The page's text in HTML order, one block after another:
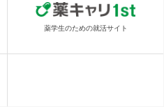
薬学生のための就活サイト